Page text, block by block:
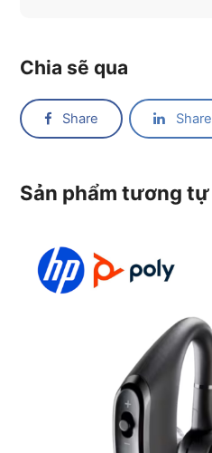
Chia sẽ qua
Share Share
Sản phẩm tương tự